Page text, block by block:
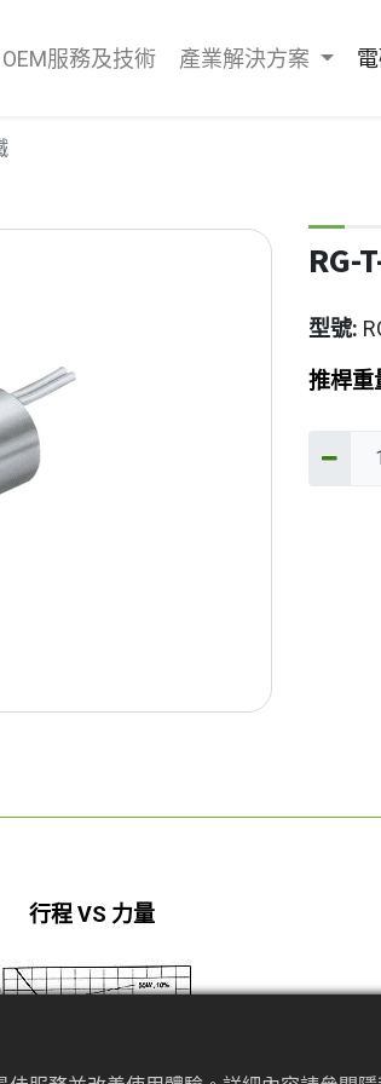
OEM服務及技術 產業解決方案
RG-
型號:
推桿重
行程 VS 力量